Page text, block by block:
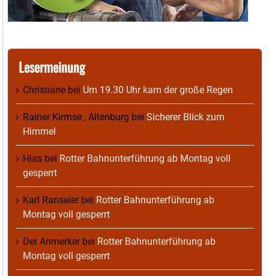
Lesermeinung
Christiane bei Um 19.30 Uhr kam der große Regen
Rainer Kirmse , Altenburg bei Sicherer Blick zum
Himmel
Hias bei Rotter Bahnunterführung ab Montag voll
gesperrt
Karl Ranseierbei Rotter Bahnunterführung ab
Montag voll gesperrt
Der Anmerkerbei Rotter Bahnunterführung ab
Montag voll gesperrt